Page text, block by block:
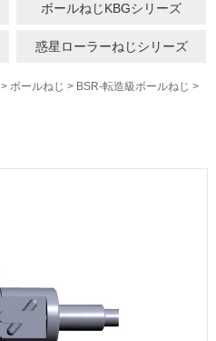
ボールねじKBGシリーズ
惑星ローラーねじシリーズ
>ボールねじ > BSR-転造級ボールねじ >